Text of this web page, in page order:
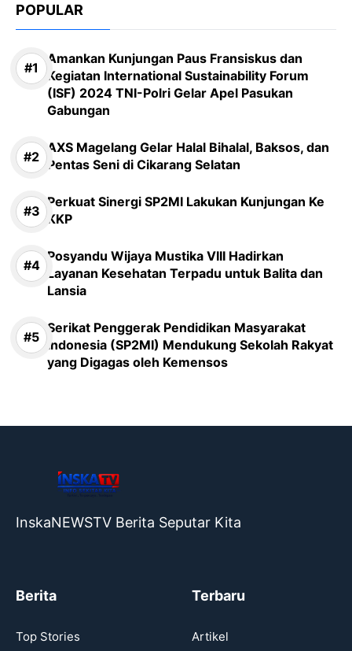
POPULAR
Amankan Kunjungan Paus Fransiskus dan
Kegiatan International Sustainability Forum
(ISF) 2024 TNI-Polri Gelar Apel Pasukan
Gabungan
AXS Magelang Gelar Halal Bihalal, Baksos, dan
Pentas Seni di Cikarang Selatan
Perkuat Sinergi SP2MI Lakukan Kunjungan Ke
KKP
Posyandu Wijaya Mustika VIII Hadirkan
Layanan Kesehatan Terpadu untuk Balita dan
Lansia
Serikat Penggerak Pendidikan Masyarakat
Indonesia (SP2MI) Mendukung Sekolah Rakyat
yang Digagas oleh Kemensos
InskaNEWSTV Berita Seputar Kita
Berita
Top Stories
Terbaru
Artikel